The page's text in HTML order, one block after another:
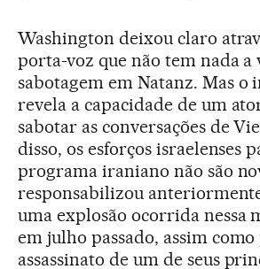
Washington deixou claro
porta-voz que não tem nada a
sabotagem em Natanz. Mas o
revela a capacidade de um
sabotar as conversações de
disso, os esforços israelenses
programa iraniano não são
responsabilizou
uma explosão ocorrida nessa
em julho passado, assim como
assassinato de um de seus